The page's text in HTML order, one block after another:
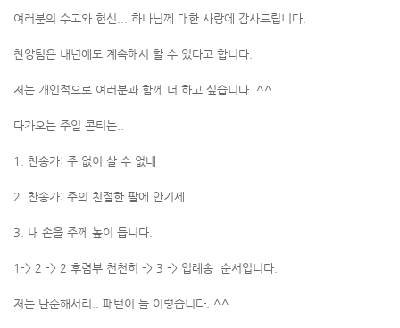
여러분의 수고와 헌신... 하나님께 대한 사랑에 감사드립니다.
찬양팀은 내년에도 계속해서 할 수 있다고 합니다.
저는 개인적으로 여러분과 함께 더 하고 싶습니다. ^^
다가오는 주일 콘티는..
1. 찬송가: 주 없이 살 수 없네
2. 찬송가: 주의 친절한 팔에 안기세
3. 내 손을 주께 높이 듭니다.
1-> 2 -> 2 후렴부 천천히 -> 3 -> 입례송 순서입니다.
저는 단순해서리.. 패턴이 늘 이렇습니다. ^^